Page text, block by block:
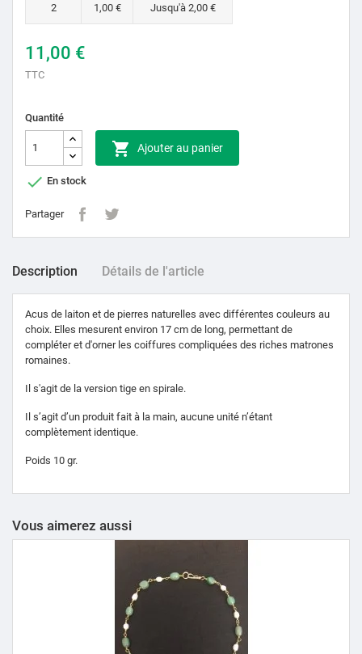
2 1,00 € Jusqu'à 2,00 €
11,00 €
TTC
Quantité
 Ajouter au panier
 En stock
Partager
Description Détails de l'article
Acus de laiton et de pierres naturelles avec différentes couleurs au
choix. Elles mesurent environ 17 cm de long, permettant de
compléter et d'orner les coiffures compliquées des riches matrones
romaines.
Il s'agit de la version tige en spirale.
Il s’agit d’un produit fait à la main, aucune unité n’étant
complètement identique.
Poids 10 gr.
Vous aimerez aussi